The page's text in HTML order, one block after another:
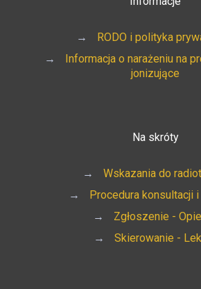
→
RODO i polityka
→
Informacja o narażeniu na
jonizujące
Na skróty
→
Wskazania do
→
Procedura konsultacji
→
Zgłoszenie -
→
Skierowanie -